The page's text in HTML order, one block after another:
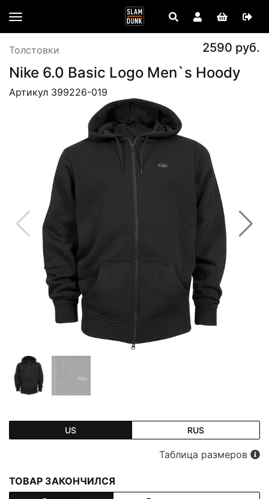
Толстовки 2590 руб.
Nike 6.0 Basic Logo Men`s Hoody
Артикул 399226-019
US RUS
Таблица размеров
ТОВАР ЗАКОНЧИЛСЯ